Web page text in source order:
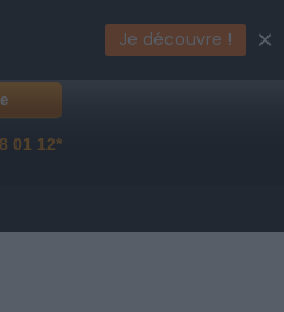
01 12*
Je découvre ! ×